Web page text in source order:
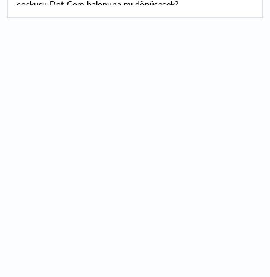
coşkusu Dot-Com balonuna mı dönüşecek?